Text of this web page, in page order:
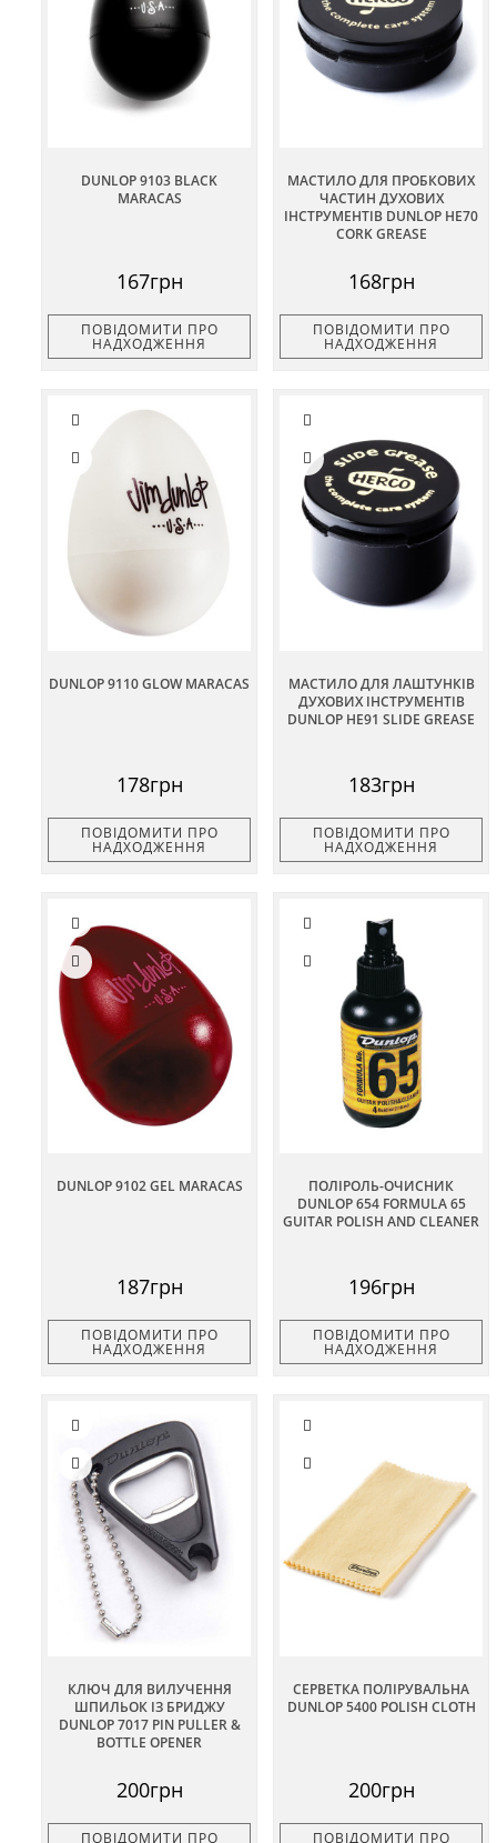
DUNLOP 9103 BLACK
MARACAS
167грн
ПОВІДОМИТИ ПРО
НАДХОДЖЕННЯ
МАСТИЛО ДЛЯ ПРОБКОВИХ
ЧАСТИН ДУХОВИХ
ІНСТРУМЕНТІВ DUNLOP HE70
CORK GREASE
168грн
ПОВІДОМИТИ ПРО
НАДХОДЖЕННЯ
DUNLOP 9110 GLOW MARACAS
178грн
ПОВІДОМИТИ ПРО
НАДХОДЖЕННЯ
МАСТИЛО ДЛЯ ЛАШТУНКІВ
ДУХОВИХ ІНСТРУМЕНТІВ
DUNLOP HE91 SLIDE GREASE
183грн
ПОВІДОМИТИ ПРО
НАДХОДЖЕННЯ
DUNLOP 9102 GEL MARACAS
187грн
ПОВІДОМИТИ ПРО
НАДХОДЖЕННЯ
ПОЛІРОЛЬ-ОЧИСНИК
DUNLOP 654 FORMULA 65
GUITAR POLISH AND CLEANER
196грн
ПОВІДОМИТИ ПРО
НАДХОДЖЕННЯ
КЛЮЧ ДЛЯ ВИЛУЧЕННЯ
ШПИЛЬОК ІЗ БРИДЖУ
DUNLOP 7017 PIN PULLER &
BOTTLE OPENER
200грн
ПОВІДОМИТИ ПРО
СЕРВЕТКА ПОЛІРУВАЛЬНА
DUNLOP 5400 POLISH CLOTH
200грн
ПОВІДОМИТИ ПРО